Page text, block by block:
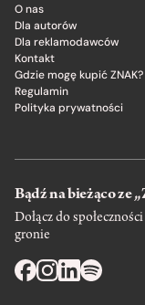
O nas
Dla autorów
Dla reklamodawców
Kontakt
Gdzie mogę kupić ZNAK?
Regulamin
Polityka prywatności
Bądź na bieżąco ze
Dołącz do
gronie